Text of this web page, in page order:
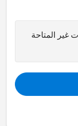
غير المتاحة